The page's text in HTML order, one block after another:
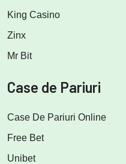
King Casino
Zinx
Mr Bit
Case de Pariuri
Case De Pariuri Online
Free Bet
Unibet